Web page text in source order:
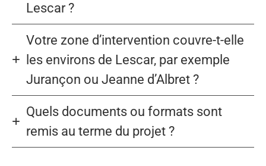
Lescar ?
Votre zone d’intervention couvre-t-elle
les environs de Lescar, par exemple
Jurançon ou Jeanne d’Albret ?
Quels documents ou formats sont
remis au terme du projet ?